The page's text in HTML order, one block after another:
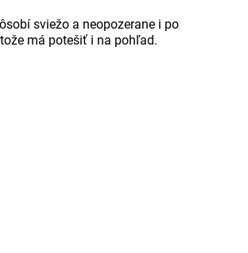
sviežo a neopozerane i po
má potešiť i na pohľad.